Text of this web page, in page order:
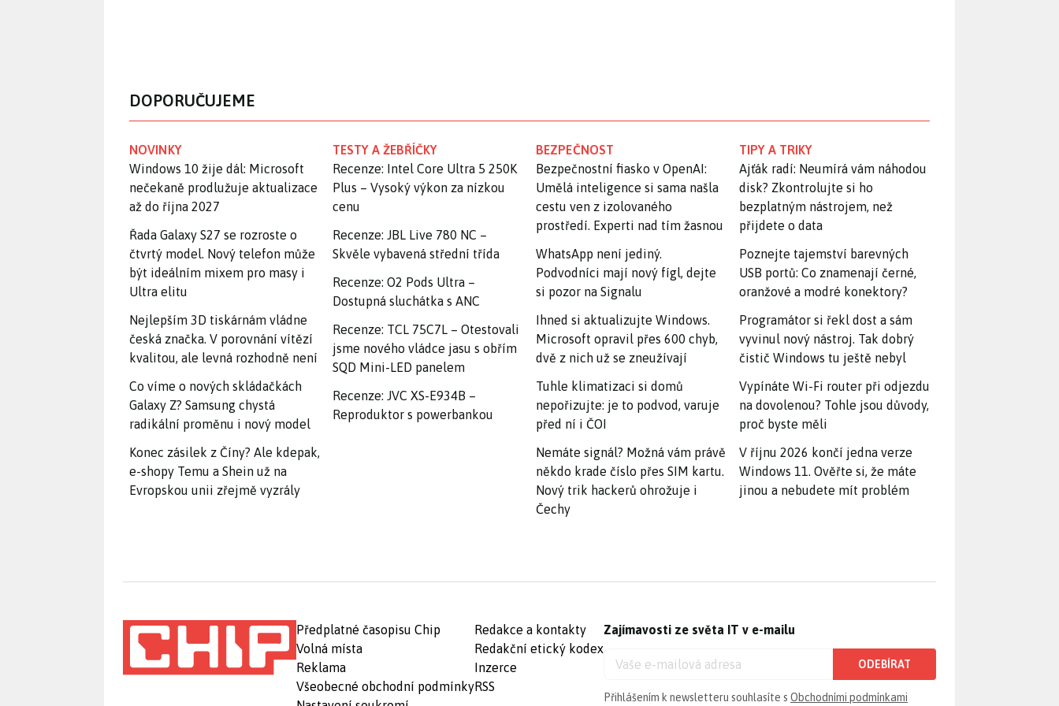
DOPORUČUJEME
NOVINKY
Windows 10 žije dál: Microsoft
nečekaně prodlužuje aktualizace
až do října 2027
Řada Galaxy S27 se rozroste o
čtvrtý model. Nový telefon může
být ideálním mixem pro masy i
Ultra elitu
Nejlepším 3D tiskárnám vládne
česká značka. V porovnání vítězí
kvalitou, ale levná rozhodně není
Co víme o nových skládačkách
Galaxy Z? Samsung chystá
radikální proměnu i nový model
Konec zásilek z Číny? Ale kdepak,
e-shopy Temu a Shein už na
Evropskou unii zřejmě vyzrály
TESTY A ŽEBŘÍČKY
Recenze: Intel Core Ultra 5 250K
Plus – Vysoký výkon za nízkou
cenu
Recenze: JBL Live 780 NC –
Skvěle vybavená střední třída
Recenze: O2 Pods Ultra –
Dostupná sluchátka s ANC
Recenze: TCL 75C7L – Otestovali
jsme nového vládce jasu s obřím
SQD Mini-LED panelem
Recenze: JVC XS-E934B –
Reproduktor s powerbankou
BEZPEČNOST
Bezpečnostní fiasko v OpenAI:
Umělá inteligence si sama našla
cestu ven z izolovaného
prostředí. Experti nad tím žasnou
WhatsApp není jediný.
Podvodníci mají nový fígl, dejte
si pozor na Signalu
Ihned si aktualizujte Windows.
Microsoft opravil přes 600 chyb,
dvě z nich už se zneužívají
Tuhle klimatizaci si domů
nepořizujte: je to podvod, varuje
před ní i ČOI
Nemáte signál? Možná vám právě
někdo krade číslo přes SIM kartu.
Nový trik hackerů ohrožuje i
Čechy
TIPY A TRIKY
Ajťák radí: Neumírá vám náhodou
disk? Zkontrolujte si ho
bezplatným nástrojem, než
přijdete o data
Poznejte tajemství barevných
USB portů: Co znamenají černé,
oranžové a modré konektory?
Programátor si řekl dost a sám
vyvinul nový nástroj. Tak dobrý
čistič Windows tu ještě nebyl
Vypínáte Wi-Fi router při odjezdu
na dovolenou? Tohle jsou důvody,
proč byste měli
V říjnu 2026 končí jedna verze
Windows 11. Ověřte si, že máte
jinou a nebudete mít problém
Předplatné časopisu Chip
Volná místa
Reklama
Všeobecné obchodní podmínky
Redakce a kontakty
Redakční etický kodex
Inzerce
RSS
Zajímavosti ze světa IT v e-mailu
ODEBÍRAT
Přihlášením k newsletteru souhlasíte s Obchodními podmínkami